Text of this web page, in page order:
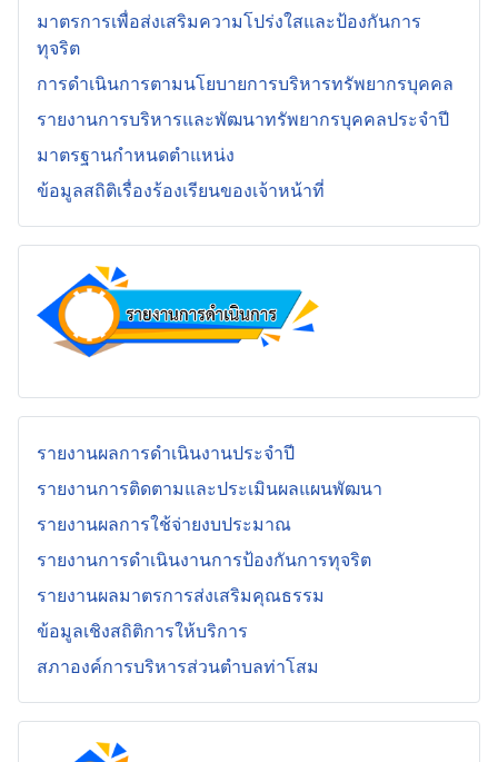
มาตรการเพื่อส่งเสริมความโปร่งใสและป้องกันการ
ทุจริต
การดำเนินการตามนโยบายการบริหารทรัพยากรบุคคล
รายงานการบริหารและพัฒนาทรัพยากรบุคคลประจำปี
มาตรฐานกำหนดตำแหน่ง
ข้อมูลสถิติเรื่องร้องเรียนของเจ้าหน้าที่
รายงานผลการดำเนินงานประจำปี
รายงานการติดตามและประเมินผลแผนพัฒนา
รายงานผลการใช้จ่ายงบประมาณ
รายงานการดำเนินงานการป้องกันการทุจริต
รายงานผลมาตรการส่งเสริมคุณธรรม
ข้อมูลเชิงสถิติการให้บริการ
สภาองค์การบริหารส่วนตำบลท่าโสม